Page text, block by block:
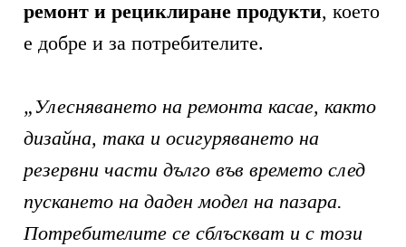
ремонт и рециклиране продукти, което
е добре и за потребителите.
„Улесняването на ремонта касае, както
дизайна, така и осигуряването на
резервни части дълго във времето след
пускането на даден модел на пазара.
Потребителите се сблъскват и с този